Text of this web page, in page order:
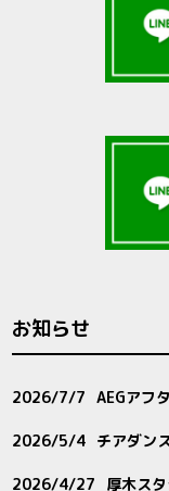
お知らせ
2026/7/7 AEGアフ
2026/5/4 チアダン
2026/4/27 厚木ス